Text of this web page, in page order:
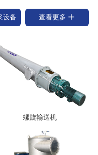
设备 查看更多
螺旋输送机